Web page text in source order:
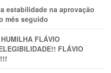
estabilidade na aprovação
mês seguido
FLÁVIO
FLÁVIO